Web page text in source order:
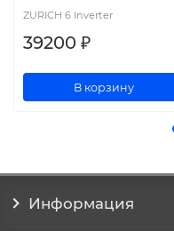
ZURICH 6 Inverter
39200 ₽
В корзину
Информация